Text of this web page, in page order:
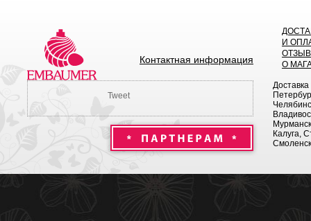
Контактная информация
И
О
Tweet
Калуга,